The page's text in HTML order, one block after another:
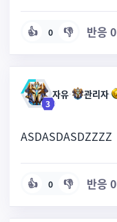
👍 0 👎 반응 0
3
자유· 관리자·
ASDASDASDZZZZ
👍 0 👎 반응 0